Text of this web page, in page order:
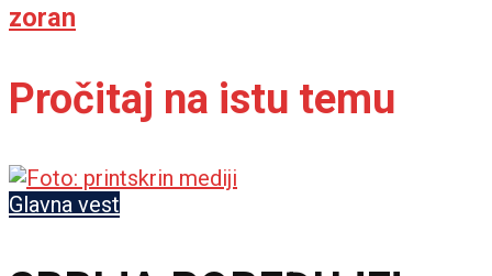
zoran
Pročitaj na istu temu
Glavna vest